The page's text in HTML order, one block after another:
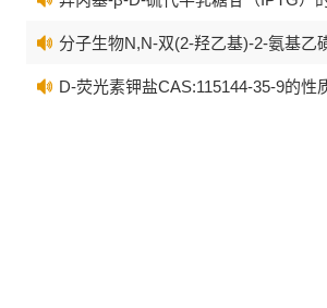
分子生物N,N-双(2-羟乙基)-2-氨基乙
D-荧光素钾盐CAS:115144-35-9的性